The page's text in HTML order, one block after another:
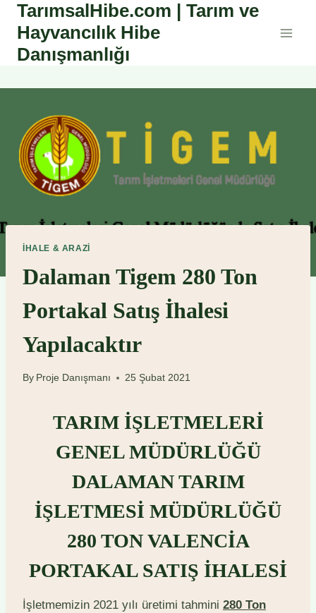
Skip
content
TarımsalHibe.com | Tarım ve
Hayvancılık Hibe
Danışmanlığı
İHALE & ARAZI
Dalaman Tigem 280 Ton
Portakal Satış İhalesi
Yapılacaktır
By Proje Danışmanı 25 Şubat 2021
TARIM İŞLETMELERİ
GENEL MÜDÜRLÜĞÜ
DALAMAN TARIM
İŞLETMESİ MÜDÜRLÜĞÜ
280 TON VALENCİA
PORTAKAL SATIŞ İHALESİ
İşletmemizin 2021 yılı üretimi tahmini 280 Ton